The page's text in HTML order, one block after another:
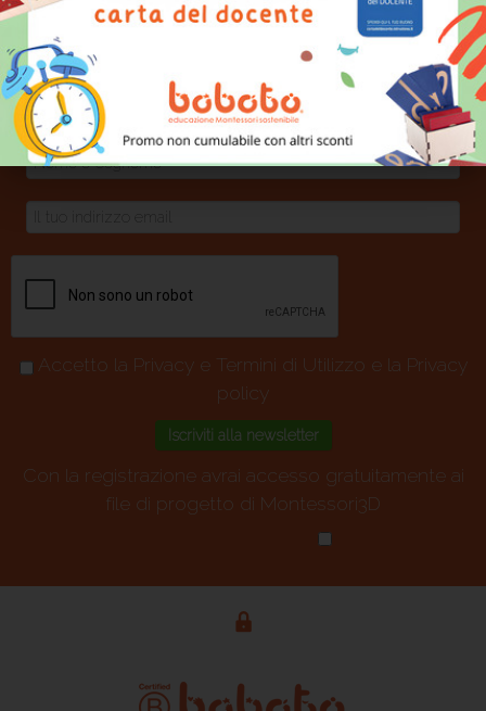
aggiornato su tutte le nostre attività e
Accetto la Privacy e Termini di Utilizzo e la Privacy
policy
Con la registrazione avrai accesso gratuitamente ai
file di progetto di Montessori3D